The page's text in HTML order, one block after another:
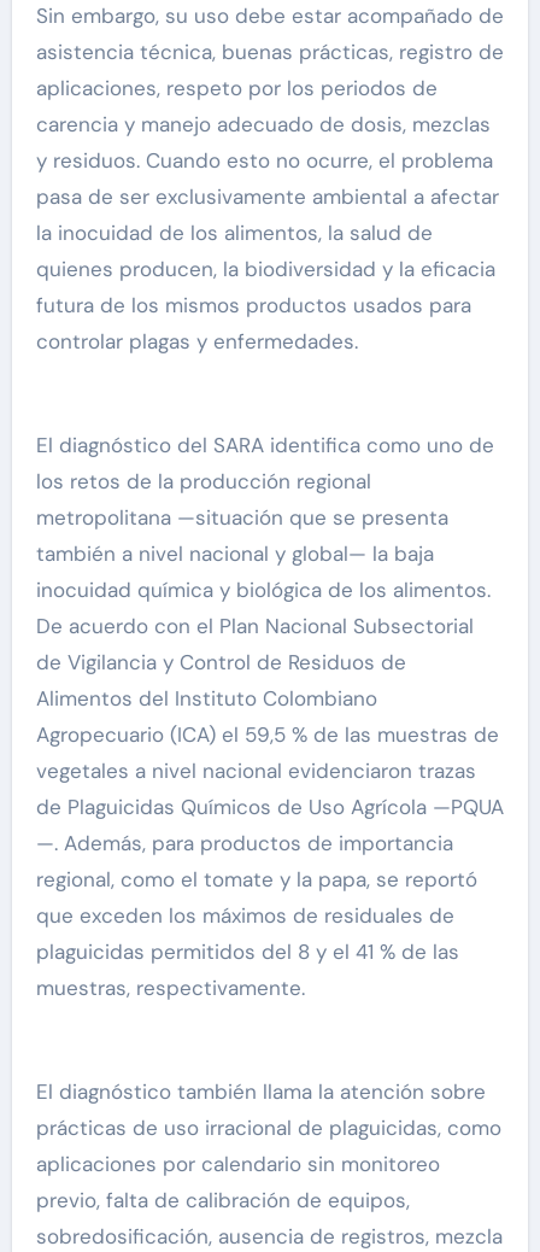
Sin embargo, su uso debe estar acompañado de
asistencia técnica, buenas prácticas, registro de
aplicaciones, respeto por los periodos de
carencia y manejo adecuado de dosis, mezclas
y residuos. Cuando esto no ocurre, el problema
pasa de ser exclusivamente ambiental a afectar
la inocuidad de los alimentos, la salud de
quienes producen, la biodiversidad y la eficacia
futura de los mismos productos usados para
controlar plagas y enfermedades.
El diagnóstico del SARA identifica como uno de
los retos de la producción regional
metropolitana —situación que se presenta
también a nivel nacional y global— la baja
inocuidad química y biológica de los alimentos.
De acuerdo con el Plan Nacional Subsectorial
de Vigilancia y Control de Residuos de
Alimentos del Instituto Colombiano
Agropecuario (ICA) el 59,5 % de las muestras de
vegetales a nivel nacional evidenciaron trazas
de Plaguicidas Químicos de Uso Agrícola —PQUA
—. Además, para productos de importancia
regional, como el tomate y la papa, se reportó
que exceden los máximos de residuales de
plaguicidas permitidos del 8 y el 41 % de las
muestras, respectivamente.
El diagnóstico también llama la atención sobre
prácticas de uso irracional de plaguicidas, como
aplicaciones por calendario sin monitoreo
previo, falta de calibración de equipos,
sobredosificación, ausencia de registros, mezcla